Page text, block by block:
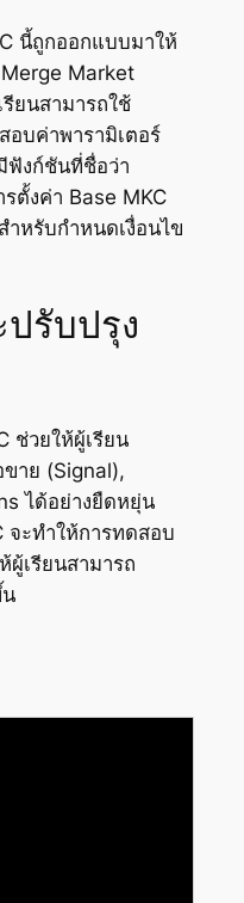
นี้ถูกออกแบบมาให้
Market
ยนสามารถใช้
บค่าพารามิเตอร์
ฟังก์ชันที่ชื่อว่า
ตั้งค่า Base MKC
หรับกำหนดเงื่อนไข
รับปรุง
ช่วยให้ผู้เรียน
าย (Signal),
ได้อย่างยืดหยุ่น
จะทำให้การทดสอบ
เรียนสามารถ